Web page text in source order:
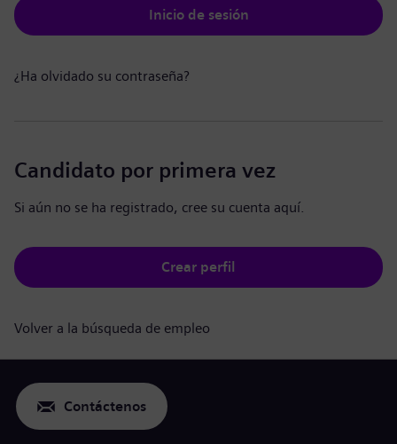
Inicio de sesión
¿Ha olvidado su contraseña?
Candidato por primera vez
Si aún no se ha registrado, cree su cuenta aquí.
Crear perfil
Volver a la búsqueda de empleo
Contáctenos